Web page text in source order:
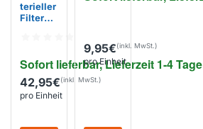
Sofort lieferbar, Lieferzeit 1-4 Tage
terieller
Filter
uger (3
42,95€
pro Einheit
9,95€
pro Einheit